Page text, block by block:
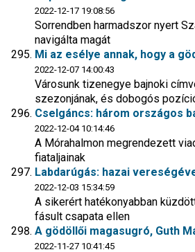
2022-12-17 19:08:56
Sorrendben harmadszor nyert
navigálta magát
Mi az esélye annak, hogy a
2022-12-07 14:00:43
Városunk tizenegye bajnoki
szezonjának, és dobogós
Cselgáncs: három országos
2022-12-04 10:14:46
A Mórahalmon megrendezett
fiataljainak
Labdarúgás: hazai
2022-12-03 15:34:59
A sikerért hatékonyabban
fásult csapata ellen
A gödöllői magasugró, Guth
2022-11-27 10:41:45